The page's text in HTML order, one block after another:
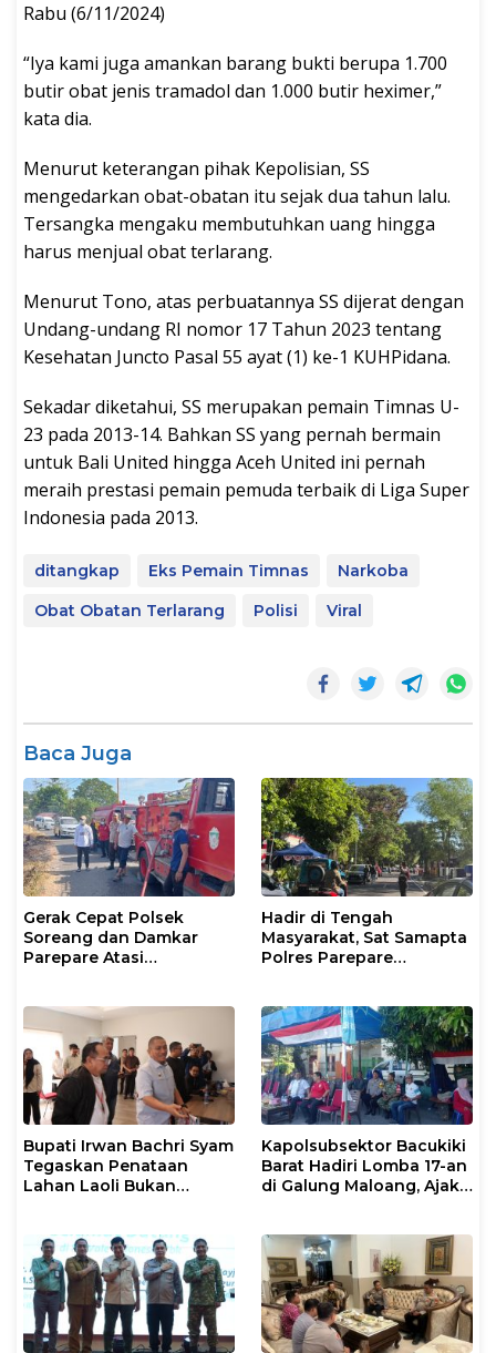
Rabu (6/11/2024)
“Iya kami juga amankan barang bukti berupa 1.700
butir obat jenis tramadol dan 1.000 butir heximer,”
kata dia.
Menurut keterangan pihak Kepolisian, SS
mengedarkan obat-obatan itu sejak dua tahun lalu.
Tersangka mengaku membutuhkan uang hingga
harus menjual obat terlarang.
Menurut Tono, atas perbuatannya SS dijerat dengan
Undang-undang RI nomor 17 Tahun 2023 tentang
Kesehatan Juncto Pasal 55 ayat (1) ke-1 KUHPidana.
Sekadar diketahui, SS merupakan pemain Timnas U-
23 pada 2013-14. Bahkan SS yang pernah bermain
untuk Bali United hingga Aceh United ini pernah
meraih prestasi pemain pemuda terbaik di Liga Super
Indonesia pada 2013.
ditangkap Eks Pemain Timnas
Narkoba
Obat Obatan Terlarang
Polisi Viral
Baca Juga
Gerak Cepat Polsek
Soreang dan Damkar
Parepare Atasi
Hadir di Tengah
Masyarakat, Sat Samapta
Polres Parepare
Bupati Irwan Bachri Syam
Tegaskan Penataan
Lahan Laoli Bukan
Kapolsubsektor Bacukiki
Barat Hadiri Lomba 17-an
di Galung Maloang, Ajak